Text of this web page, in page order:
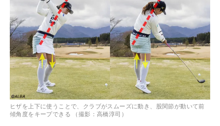
ヒザを上下に使うことで、クラブがスムーズに動き、股関節が動いて前
傾角度をキープできる （撮影：高橋淳司）